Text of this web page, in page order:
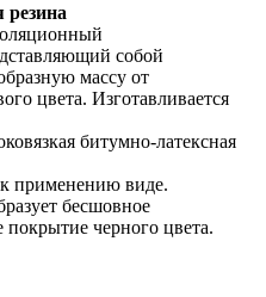
собой
массу от
цвета. Изготавливается
битумно-латексная
к применению виде.
бесшовное
черного цвета.